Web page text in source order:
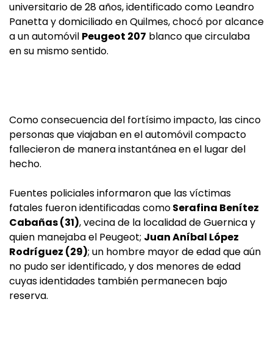
universitario de 28 años, identificado como Leandro
Panetta y domiciliado en Quilmes, chocó por alcance
a un automóvil Peugeot 207 blanco que circulaba
en su mismo sentido.
Como consecuencia del fortísimo impacto, las cinco
personas que viajaban en el automóvil compacto
fallecieron de manera instantánea en el lugar del
hecho.
Fuentes policiales informaron que las víctimas
fatales fueron identificadas comoSerafina Benítez
Cabañas (31), vecina de la localidad de Guernica y
quien manejaba el Peugeot; Juan Aníbal López
Rodríguez (29); un hombre mayor de edad que aún
no pudo ser identificado, y dos menores de edad
cuyas identidades también permanecen bajo
reserva.